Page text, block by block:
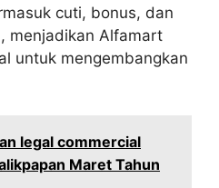
cuti, bonus, dan
menjadikan Alfamart
untuk mengembangkan
legal commercial
Maret Tahun